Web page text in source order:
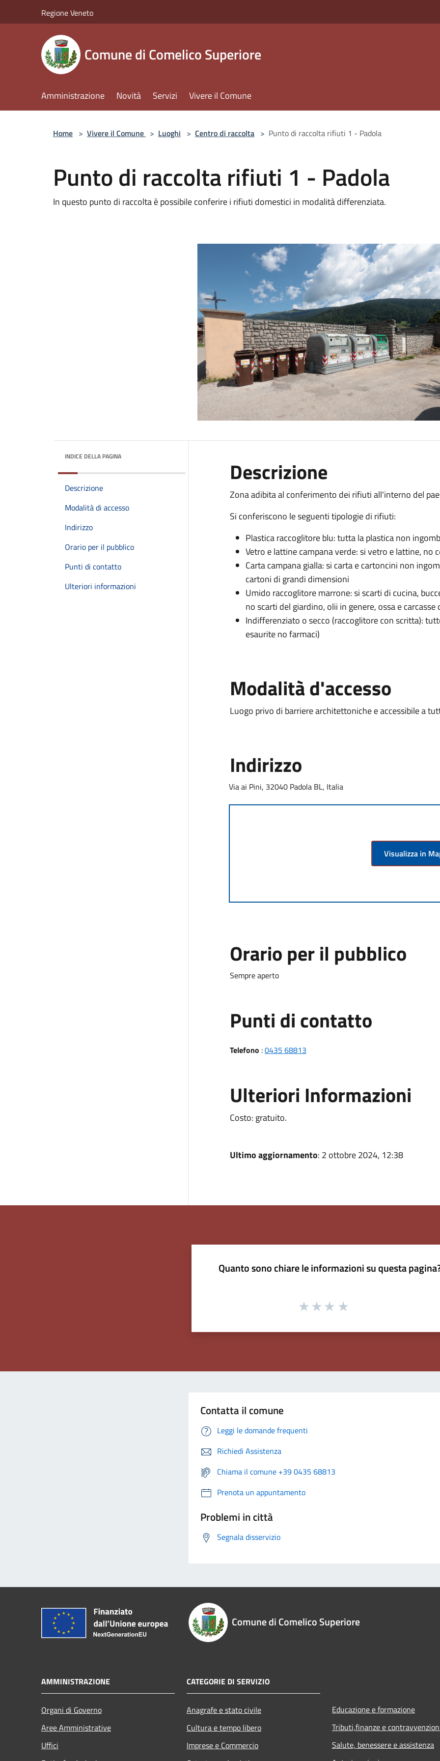
Regione Veneto
Comune di Comelico Superiore
Amministrazione Novità Servizi Vivere il Comune
Home > Vivere il Comune > Luoghi > Centro di raccolta > Punto di raccolta rifiuti 1 - Padola
Punto di raccolta rifiuti 1 - Padola
In questo punto di raccolta è possibile conferire i rifiuti domestici in modalità differenziata.
INDICE DELLA PAGINA
Descrizione
Modalità di accesso
Indirizzo
Orario per il pubblico
Punti di contatto
Ulteriori informazioni
Descrizione
Zona adibita al conferimento dei rifiuti all'interno del
Si conferiscono le seguenti tipologie di rifiuti:
Plastica raccoglitore blu: tutta la plastica non
Vetro e lattine campana verde: si vetro e lattine, no
Carta campana gialla: si carta e cartoncini non
cartoni di grandi dimensioni
Umido raccoglitore marrone: si scarti di cucina,
no scarti del giardino, olii in genere, ossa e carcasse
Indifferenziato o secco (raccoglitore con scritta):
esaurite no farmaci)
Modalità d'accesso
Luogo privo di barriere architettoniche e accessibile a
Indirizzo
Via ai Pini, 32040 Padola BL, Italia
Visualizza in
Orario per il pubblico
Sempre aperto
Punti di contatto
Telefono :0435 68813
Ulteriori Informazioni
Costo: gratuito.
Ultimo aggiornamento: 2 ottobre 2024, 12:38
Quanto sono chiare le informazioni su questa
Contatta il comune
Leggi le domande frequenti
Richiedi Assistenza
Chiama il comune +39 0435 68813
Prenota un appuntamento
Problemi in città
Segnala disservizio
Comune di Comelico Superiore
AMMINISTRAZIONE
Organi di Governo
Aree Amministrative
Uffici
CATEGORIE DI SERVIZIO
Anagrafe e stato civile
Cultura e tempo libero
Imprese e Commercio
Educazione e formazione
Tributi,finanze e
Salute, benessere e assistenza